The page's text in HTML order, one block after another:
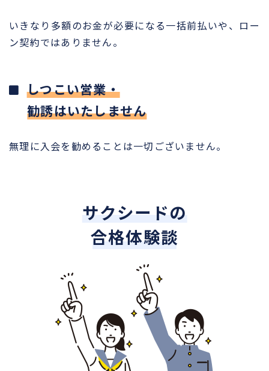
いきなり多額のお金が必要になる一括前払いや、ロー
ン契約ではありません。
しつこい営業・
勧誘はいたしません
無理に入会を勧めることは一切ございません。
サクシードの
合格体験談